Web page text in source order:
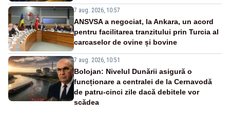
7 aug. 2026, 10:57
ANSVSA a negociat, la Ankara, un acord
pentru facilitarea tranzitului prin Turcia al
carcaselor de ovine și bovine
7 aug. 2026, 10:51
Bolojan: Nivelul Dunării asigură o
funcționare a centralei de la Cernavodă
de patru-cinci zile dacă debitele vor
scădea